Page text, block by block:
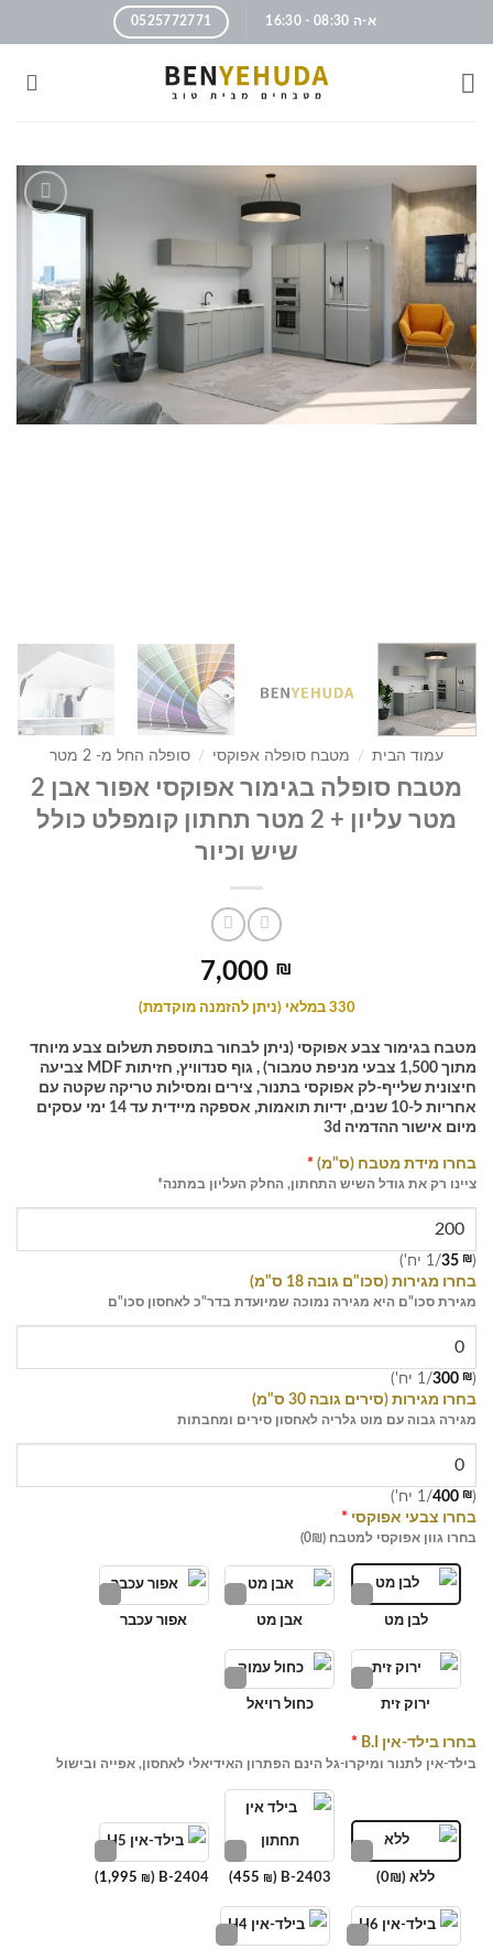
א-ה 08:30 - 16:30 0525772771
שלי
עמוד הבית / מטבח סופלה אפוקסי / סופלה החל מ- 2 מטר
מטבח סופלה בגימור אפוקסי אפור אבן 2
מטר עליון + 2 מטר תחתון קומפלט כולל
שיש וכיור
7,000 ₪
330 במלאי (ניתן להזמנה מוקדמת)
מטבח בגימור צבע אפוקסי (ניתן לבחור בתוספת תשלום צבע מיוחד
מתוך 1,500 צבעי מניפת טמבור) , גוף סנדוויץ, חזיתות MDF צביעה
חיצונית שלייף-לק אפוקסי בתנור, צירים ומסילות טריקה שקטה עם
אחריות ל-10 שנים, ידיות תואמות, אספקה מיידית עד 14 ימי עסקים
מיום אישור ההדמיה 3d
בחרו מידת מטבח (ס"מ) *
ציינו רק את גודל השיש התחתון, החלק העליון במתנה*
(
35 ₪
/1 יח')
בחרו מגירות (סכו"ם גובה 18 ס"מ)
מגירת סכו"ם היא מגירה נמוכה שמיועדת בדר"כ לאחסון סכו"ם
(
300 ₪
/1 יח')
בחרו מגירות (סירים גובה 30 ס"מ)
מגירה גבוה עם מוט גלריה לאחסון סירים ומחבתות
(
400 ₪
/1 יח')
בחרו צבעי אפוקסי *
בחרו גוון אפוקסי למטבח (0₪)
לבן מט אבן מט אפור עכבר
ירוק זית כחול רויאל
בחרו בילד-אין B.I *
בילד-אין לתנור ומיקרו-גל הינם הפתרון האידיאלי לאחסון, אפייה ובישול
ללא (0₪) B-2403 (
455 ₪
)
B-2404 (
1,995 ₪
)